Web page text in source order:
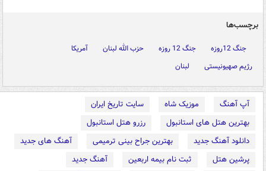
برچسب‌ها
جنگ 12روزه جنگ 12 روزه حزب الله لبنان
آمریکا
رژیم صهیونیستی
لبنان
آپ آهنگ موزیک شاه
سایت تاریخ ایران
بهترین هتل های استانبول
رزرو هتل استانبول
دانلود آهنگ جدید
بهترین جراح بینی ترمیمی
آهنگ های جدید
پرشین هتل
ثبت نام بیمه اربعین
آهنگ جدید